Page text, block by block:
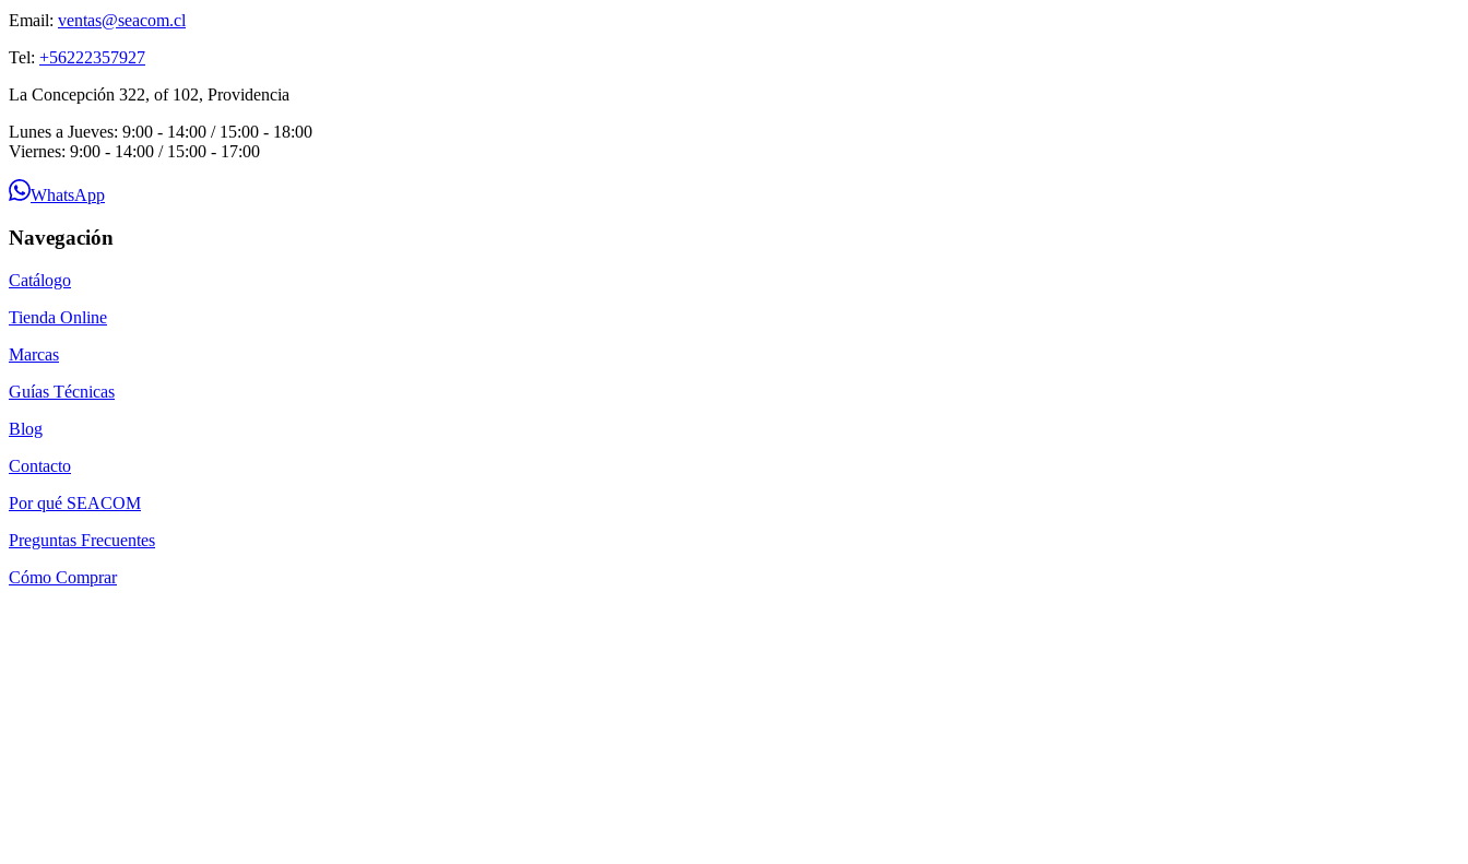
Email: ventas@seacom.cl
Tel: +56222357927
La Concepción 322, of 102, Providencia
Lunes a Jueves: 9:00 - 14:00 / 15:00 - 18:00
Viernes: 9:00 - 14:00 / 15:00 - 17:00
WhatsApp
Navegación
Catálogo
Tienda Online
Marcas
Guías Técnicas
Blog
Contacto
Por qué SEACOM
Preguntas Frecuentes
Cómo Comprar